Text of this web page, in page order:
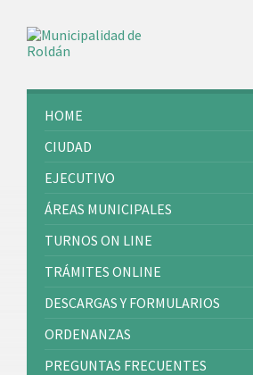
content
sidebar
right
sidebar
footer
HOME
CIUDAD
EJECUTIVO
ÁREAS MUNICIPALES
TURNOS ON LINE
TRÁMITES ONLINE
DESCARGAS Y FORMULARIOS
ORDENANZAS
PREGUNTAS FRECUENTES